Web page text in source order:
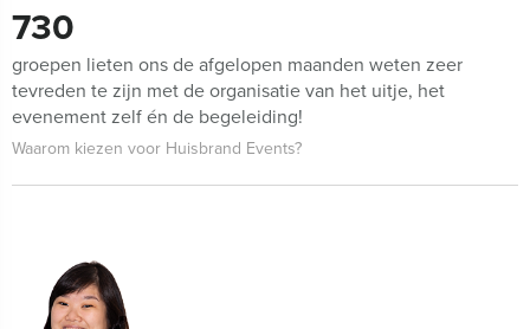
730
groepen lieten ons de afgelopen maanden weten zeer
tevreden te zijn met de organisatie van het uitje, het
evenement zelf én de begeleiding!
Waarom kiezen voor Huisbrand Events?